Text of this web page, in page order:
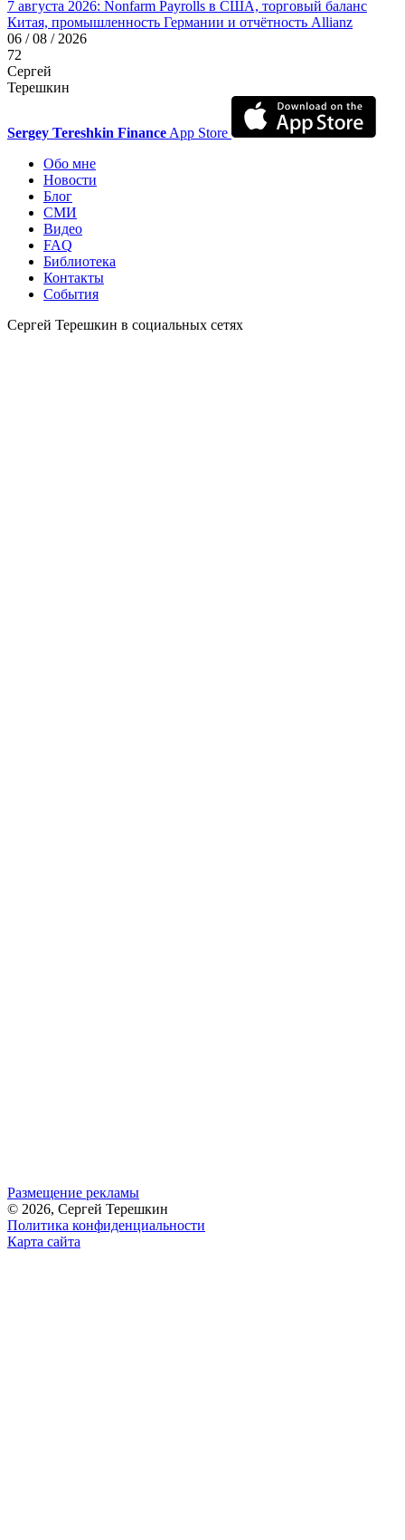
7 августа 2026: Nonfarm Payrolls в США, торговый баланс
Китая, промышленность Германии и отчётность Allianz
06 / 08 / 2026
72
Сергей
Терешкин
Sergey Tereshkin Finance App Store
Обо мне
Новости
Блог
СМИ
Видео
FAQ
Библиотека
Контакты
События
Сергей Терешкин в социальных сетях
Размещение рекламы
© 2026, Сергей Терешкин
Политика конфиденциальности
Карта сайта